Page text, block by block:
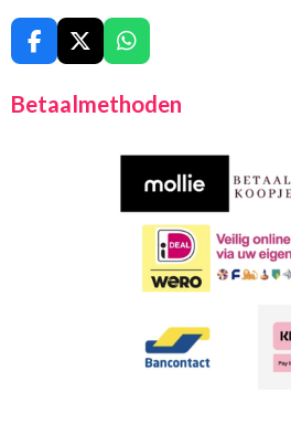
F
a
c
e
X
W
h
t
A
Betaalmethoden